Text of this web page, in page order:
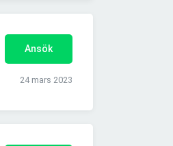
Ansök
24 mars 2023